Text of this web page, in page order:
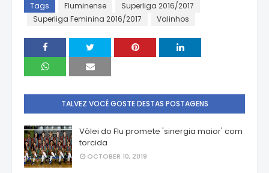
Tags Fluminense
Superliga 2016/2017
Superliga Feminina 2016/2017
Valinhos
TALVEZ VOCÊ GOSTE DESTAS POSTAGENS
Vôlei do Flu promete 'sinergia maior' com
torcida
OCTOBER 10, 2019